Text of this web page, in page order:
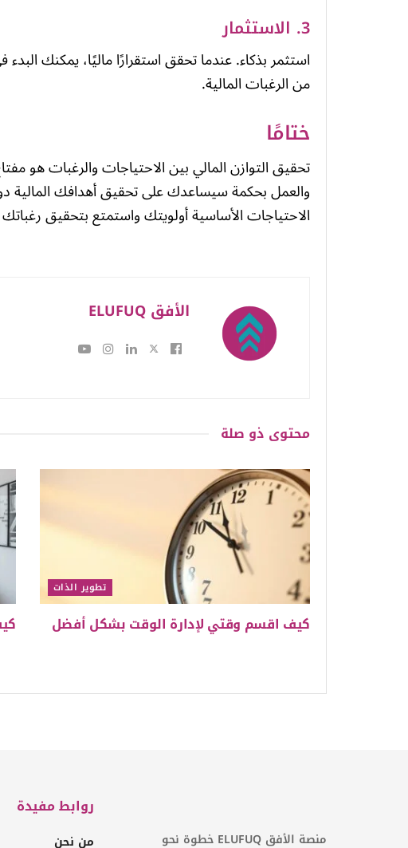
3. الاستثمار
استثمر بذكاء. عندما تحقق استقرارًا ماليًا، يمكنك
من الرغبات المالية.
ختامًا
تحقيق التوازن المالي بين الاحتياجات والرغبات هو
والعمل بحكمة سيساعدك على تحقيق أهدافك المالية
الاحتياجات الأساسية أولويتك واستمتع بتحقيق
الأفق ELUFUQ
محتوى ذو صلة
تطوير الذات
كيف اقسم وقتي لإدارة الوقت بشكل أفضل
منصة الأفق ELUFUQ خطوة نحو
روابط مفيدة
من نحن